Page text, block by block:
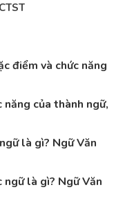
điểm và chức năng
của thành ngữ,
là gì? Ngữ Văn
là gì? Ngữ Văn